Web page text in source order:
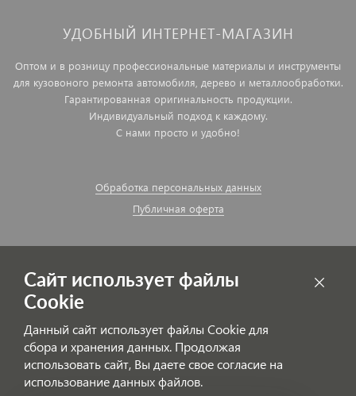
УДОБНЫЙ ИНТЕРНЕТ-МАГАЗИН
Оптом и в розницу профессиональные материалы и инструменты
для кузовоного ремонта автомобиля, дерево и металлообработки.
Гарантированная оригинальность продукции.
Индивидуальный подход к каждому.
С нами просто и удобно!
Обработка персональных данных
Публичная оферта
Сайт использует файлы
Cookie
Данный сайт использует файлы Cookie для
сбора и хранения данных. Продолжая
использовать сайт, Вы даете свое согласие на
использование данных файлов.